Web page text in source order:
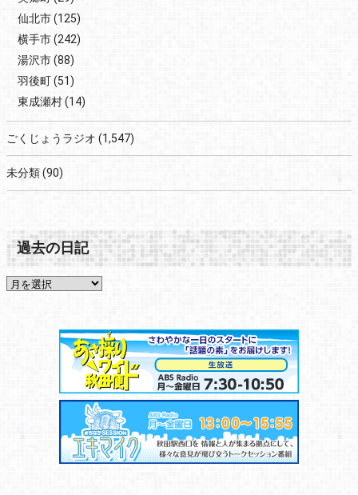
仙北市(125)
横手市(242)
湯沢市(88)
羽後町(51)
東成瀬村(14)
ごくじょうラジオ (1,547)
未分類(90)
過去の日記